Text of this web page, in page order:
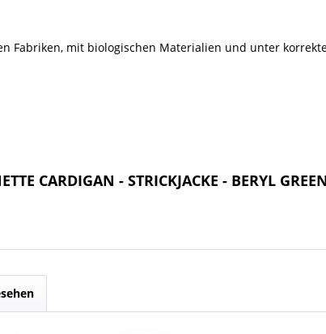
Fabriken, mit biologischen Materialien und unter
CARDIGAN - STRICKJACKE - BERYL